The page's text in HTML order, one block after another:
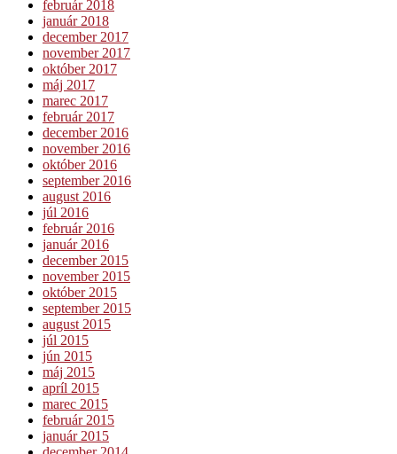
február 2018
január 2018
december 2017
november 2017
október 2017
máj 2017
marec 2017
február 2017
december 2016
november 2016
október 2016
september 2016
august 2016
júl 2016
február 2016
január 2016
december 2015
november 2015
október 2015
september 2015
august 2015
júl 2015
jún 2015
máj 2015
apríl 2015
marec 2015
február 2015
január 2015